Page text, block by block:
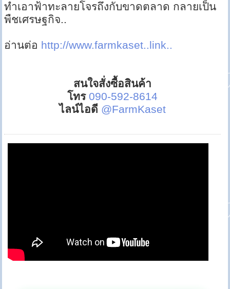
ทำเอาฟ้าทะลายโจรถึงกับขาดตลาด กลายเป็น
พืชเศรษฐกิจ..
อ่านต่อ http://www.farmkaset..link..
สนใจสั่งซื้อสินค้า
โทร 090-592-8614
ไลน์ไอดี @FarmKaset